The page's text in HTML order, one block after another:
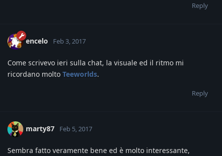
Reply
encelo Feb 3, 2017
Come scrivevo ieri sulla chat, la visuale ed il ritmo mi
ricordano molto Teeworlds.
Reply
marty87 Feb 5, 2017
Sembra fatto veramente bene ed è molto interessante,